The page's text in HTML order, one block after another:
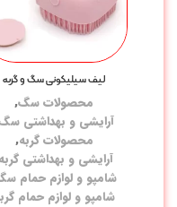
لیف سیلیکونی سگ و گربه
محصولات سگ,
آرایشی و بهداشتی
محصولات گربه,
آرایشی و بهداشتی گربه
شامپو و لوازم حمام
شامپو و لوازم حمام